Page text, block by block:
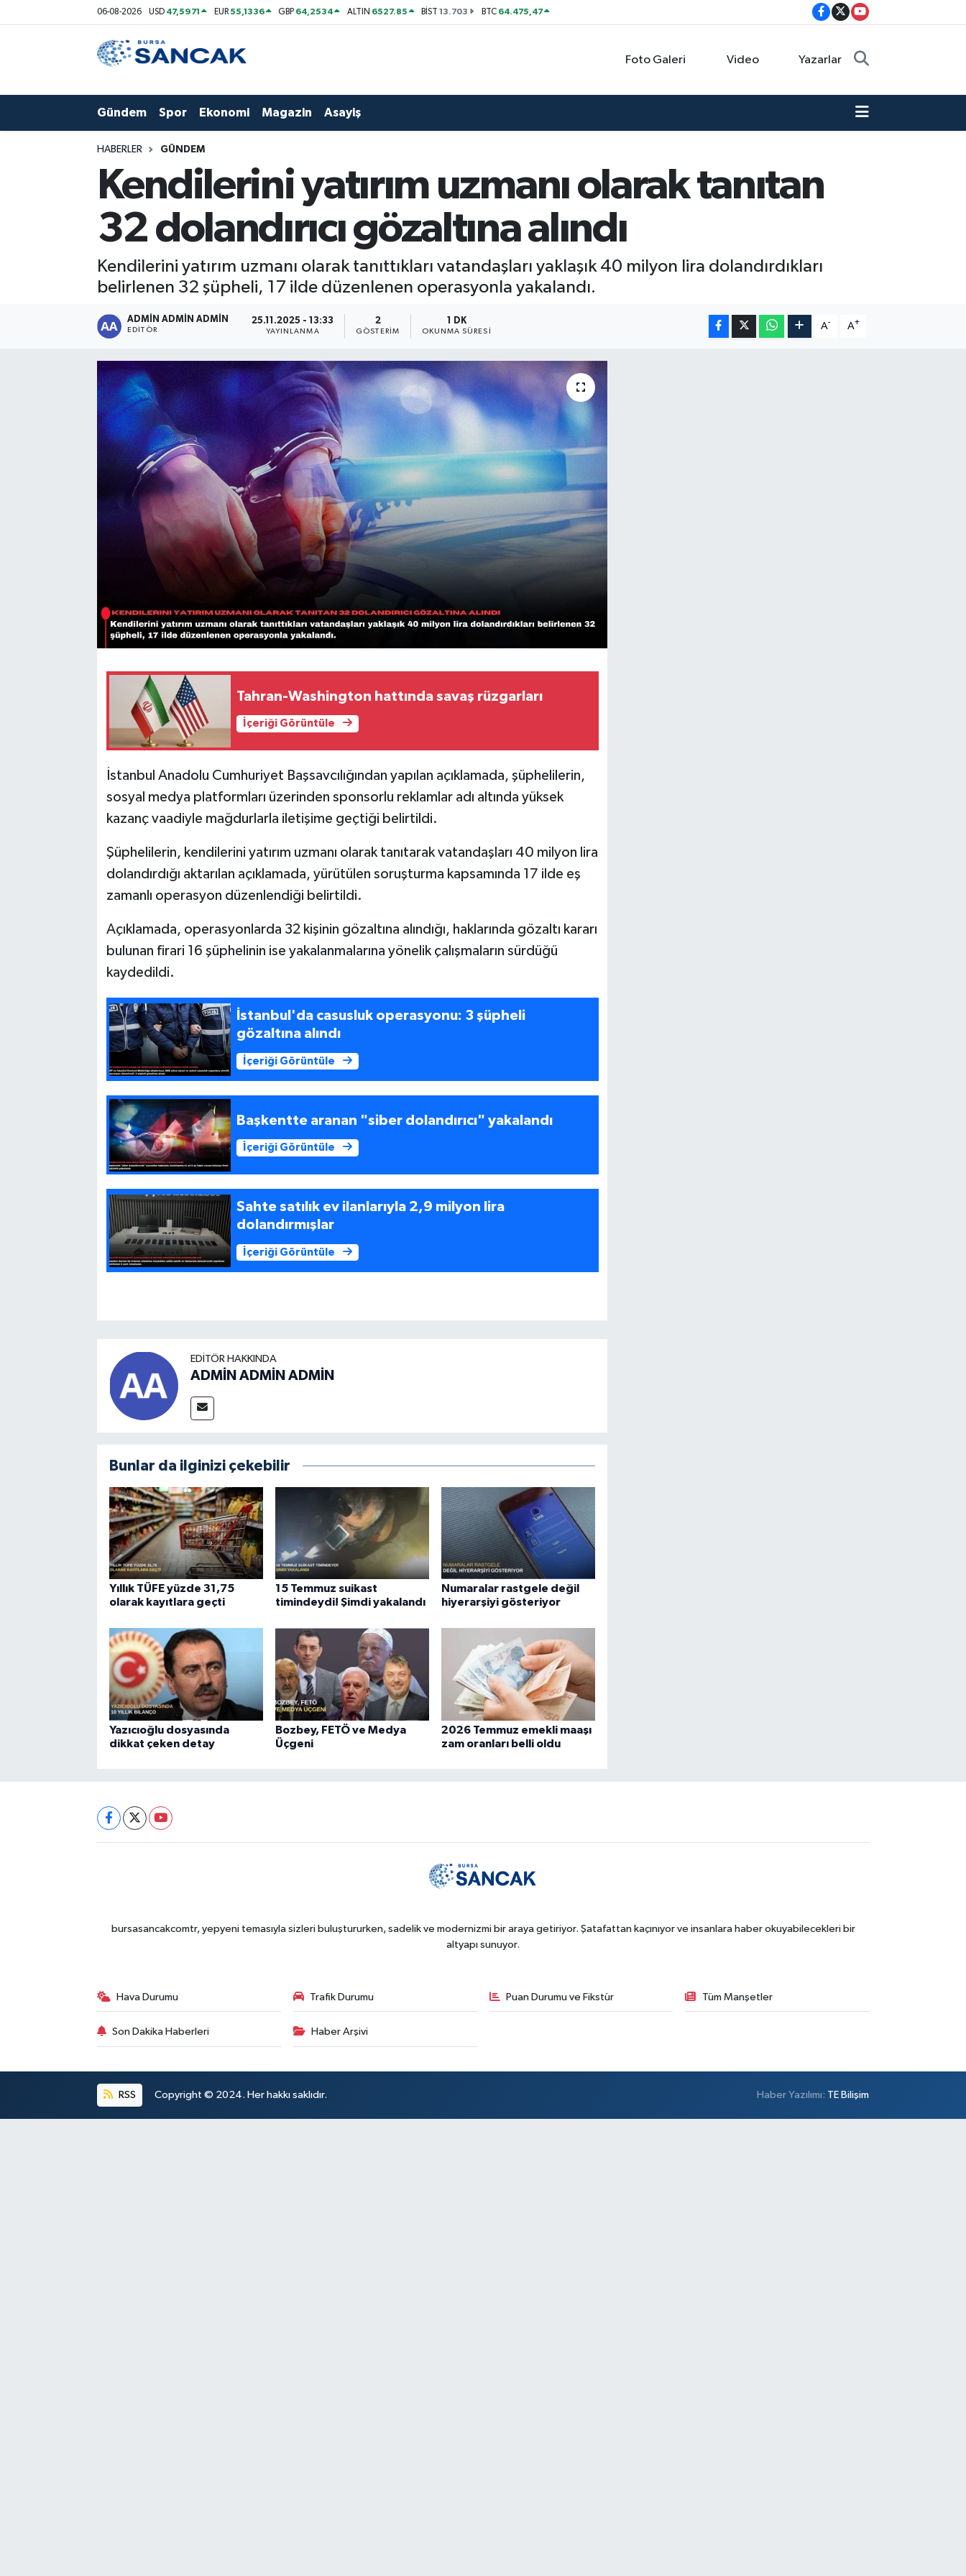
06-08-2026 USD 47,5971 EUR55,1336 GBP 64,2534 ALTIN 6527.85 BİST13.703 BTC 64.475,47
Foto Galeri Video Yazarlar
Gündem Spor Ekonomi Magazin Asayiş
HABERLER GÜNDEM
Kendilerini yatırım uzmanı olarak tanıtan
32 dolandırıcı gözaltına alındı
Kendilerini yatırım uzmanı olarak tanıttıkları vatandaşları yaklaşık 40 milyon lira dolandırdıkları
belirlenen 32 şüpheli, 17 ilde düzenlenen operasyonla yakalandı.
ADMİN ADMİN ADMİN
EDITÖR
25.11.2025 - 13:33
YAYINLANMA
2
GÖSTERIM
1 DK
OKUNMA SÜRESI
A- A+
Tahran-Washington hattında savaş rüzgarları
İçeriği Görüntüle
İstanbul Anadolu Cumhuriyet Başsavcılığından yapılan açıklamada, şüphelilerin,
sosyal medya platformları üzerinden sponsorlu reklamlar adı altında yüksek
kazanç vaadiyle mağdurlarla iletişime geçtiği belirtildi.
Şüphelilerin, kendilerini yatırım uzmanı olarak tanıtarak vatandaşları 40 milyon lira
dolandırdığı aktarılan açıklamada, yürütülen soruşturma kapsamında 17 ilde eş
zamanlı operasyon düzenlendiği belirtildi.
Açıklamada, operasyonlarda 32 kişinin gözaltına alındığı, haklarında gözaltı kararı
bulunan firari 16 şüphelinin ise yakalanmalarına yönelik çalışmaların sürdüğü
kaydedildi.
İstanbul'da casusluk operasyonu: 3 şüpheli
gözaltına alındı
İçeriği Görüntüle
Başkentte aranan "siber dolandırıcı" yakalandı
İçeriği Görüntüle
Sahte satılık ev ilanlarıyla 2,9 milyon lira
dolandırmışlar
İçeriği Görüntüle
EDITÖR HAKKINDA
ADMİN ADMİN ADMİN
Bunlar da ilginizi çekebilir
Yıllık TÜFE yüzde 31,75
olarak kayıtlara geçti
15 Temmuz suikast
timindeydi! Şimdi yakalandı
Numaralar rastgele değil
hiyerarşiyi gösteriyor
Yazıcıoğlu dosyasında
dikkat çeken detay
Bozbey, FETÖ ve Medya
Üçgeni
2026 Temmuz emekli maaşı
zam oranları belli oldu
bursasancakcomtr, yepyeni temasıyla sizleri buluştururken, sadelik ve modernizmi bir araya getiriyor. Şatafattan kaçınıyor ve insanlara haber okuyabilecekleri bir
altyapı sunuyor.
Hava Durumu Trafik Durumu Puan Durumu ve Fikstür Tüm Manşetler
Son Dakika Haberleri Haber Arşivi
RSS Copyright © 2024. Her hakkı saklıdır. Haber Yazılımı: TE Bilişim
Hava Durumu
Son Dakika Haberleri
Haber Arşivi